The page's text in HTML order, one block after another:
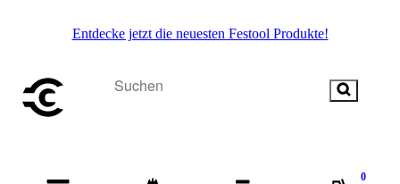
Entdecke jetzt die neuesten Festool Produkte!
0